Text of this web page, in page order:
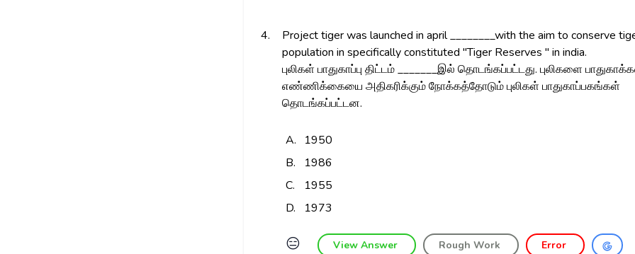
4.
Project tiger was launched in april ________with the aim to conserve
population in specifically constituted "Tiger Reserves " in india.
புலிகள் பாதுகாப்பு திட்டம் _______இல் தொடங்கப்பட்டது. புலிகளை
எண்ணிக்கையை அதிகரிக்கும் நோக்கத்தோடும் புலிகள் பாதுகாப்பகங்கள்
தொடங்கப்பட்டன.
A.
1950
B.
1986
C.
1955
D.
1973
😑 View Answer Rough Work Error